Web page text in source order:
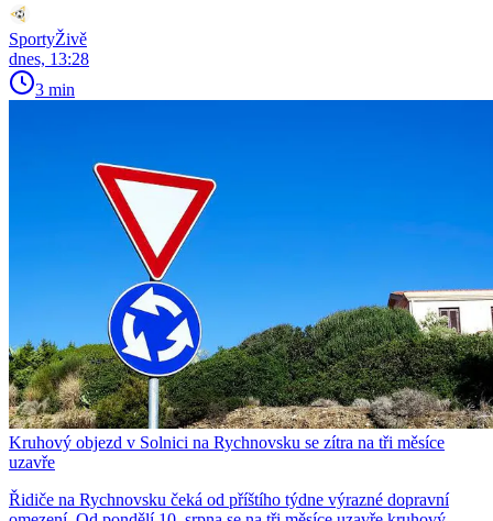
SportyŽivě
dnes, 13:28
3 min
Kruhový objezd v Solnici na Rychnovsku se zítra na tři měsíce
uzavře
Řidiče na Rychnovsku čeká od příštího týdne výrazné dopravní